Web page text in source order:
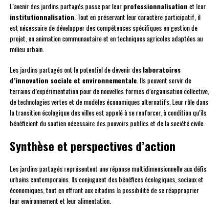
L’avenir des jardins partagés passe par leurprofessionnalisation et leur
institutionnalisation . Tout en préservant leur caractère participatif, il
est nécessaire de développer des compétences spécifiques en gestion de
projet, en animation communautaire et en techniques agricoles adaptées au
milieu urbain.
Les jardins partagés ont le potentiel de devenir deslaboratoires
d’innovation sociale et environnementale . Ils peuvent servir de
terrains d’expérimentation pour de nouvelles formes d’organisation collective,
de technologies vertes et de modèles économiques alternatifs. Leur rôle dans
la transition écologique des villes est appelé à se renforcer, à condition qu’ils
bénéficient du soutien nécessaire des pouvoirs publics et de la société civile.
Synthèse et perspectives d’action
Les jardins partagés représentent une réponse multidimensionnelle aux défis
urbains contemporains. Ils conjuguent des bénéfices écologiques, sociaux et
économiques, tout en offrant aux citadins la possibilité de se réapproprier
leur environnement et leur alimentation.